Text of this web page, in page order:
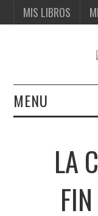
MIS LIBROS
MENU
MIS VIAJES
LA